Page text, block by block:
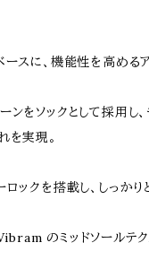
ースに、機能性を高める
をソックとして採用し
を実現。
ックを搭載し、しっかり
のミッドソールテ